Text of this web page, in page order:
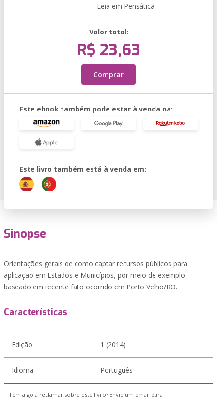
Leia em Pensática
Valor total:
R$ 23,63
Comprar
Este ebook também pode estar à venda na:
Este livro também está à venda em:
Sinopse
Orientações gerais de como captar recursos públicos para
aplicação em Estados e Municípios, por meio de exemplo
baseado em recente fato ocorrido em Porto Velho/RO.
Características
Edição 1 (2014)
Idioma Português
Tem algo a reclamar sobre este livro? Envie um email para